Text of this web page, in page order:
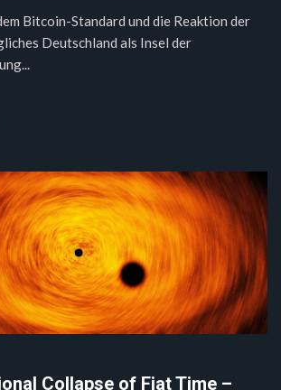
Bitcoin-Standard und die Reaktion der
Deutschland als Insel der
Collapse of Fiat Time –